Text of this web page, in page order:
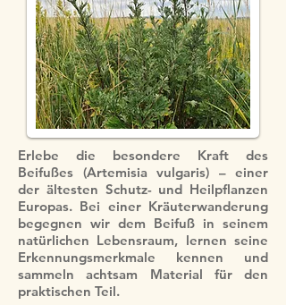
Erlebe die besondere Kraft des
Beifußes (Artemisia vulgaris) – einer
der ältesten Schutz- und Heilpflanzen
Europas. Bei einer Kräuterwanderung
begegnen wir dem Beifuß in seinem
natürlichen Lebensraum, lernen seine
Erkennungsmerkmale kennen und
sammeln achtsam Material für den
praktischen Teil.